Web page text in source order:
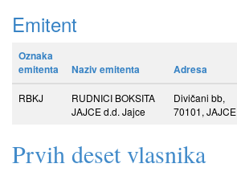
Emitent
Oznaka
emitenta
Naziv emitenta Adresa
RBKJ
RUDNICI BOKSITA
JAJCE d.d. Jajce
Divičani bb,
70101, JAJCE
Prvih deset vlasnika